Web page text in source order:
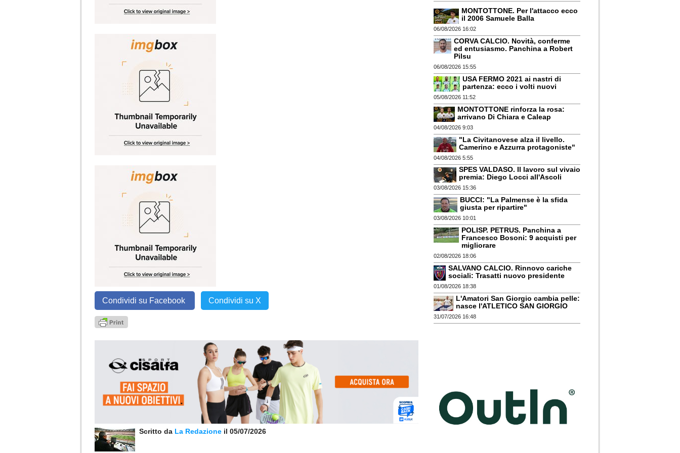
Condividi su Facebook Condividi su X
Scritto da La Redazione il 05/07/2026
MONTOTTONE. Per l'attacco ecco
il 2006 Samuele Balla
06/08/2026 16:02
CORVA CALCIO. Novità, conferme
ed entusiasmo. Panchina a Robert
Pilsu
06/08/2026 15:55
USA FERMO 2021 ai nastri di
partenza: ecco i volti nuovi
05/08/2026 11:52
MONTOTTONE rinforza la rosa:
arrivano Di Chiara e Caleap
04/08/2026 9:03
"La Civitanovese alza il livello.
Camerino e Azzurra protagoniste"
04/08/2026 5:55
SPES VALDASO. Il lavoro sul vivaio
premia: Diego Locci all'Ascoli
03/08/2026 15:36
BUCCI: "La Palmense è la sfida
giusta per ripartire"
03/08/2026 10:01
POLISP. PETRUS. Panchina a
Francesco Bosoni: 9 acquisti per
migliorare
02/08/2026 18:06
SALVANO CALCIO. Rinnovo cariche
sociali: Trasatti nuovo presidente
01/08/2026 18:38
L'Amatori San Giorgio cambia pelle:
nasce l'ATLETICO SAN GIORGIO
31/07/2026 16:48